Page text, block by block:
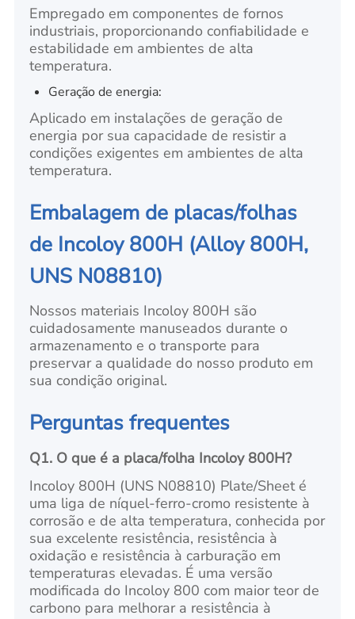
Empregado em componentes de fornos
industriais, proporcionando confiabilidade e
estabilidade em ambientes de alta
temperatura.
Geração de energia:
Aplicado em instalações de geração de
energia por sua capacidade de resistir a
condições exigentes em ambientes de alta
temperatura.
Embalagem de placas/folhas
de Incoloy 800H (Alloy 800H,
UNS N08810)
Nossos materiais Incoloy 800H são
cuidadosamente manuseados durante o
armazenamento e o transporte para
preservar a qualidade do nosso produto em
sua condição original.
Perguntas frequentes
Q1. O que é a placa/folha Incoloy 800H?
Incoloy 800H (UNS N08810) Plate/Sheet é
uma liga de níquel-ferro-cromo resistente à
corrosão e de alta temperatura, conhecida por
sua excelente resistência, resistência à
oxidação e resistência à carburação em
temperaturas elevadas. É uma versão
modificada do Incoloy 800 com maior teor de
carbono para melhorar a resistência à